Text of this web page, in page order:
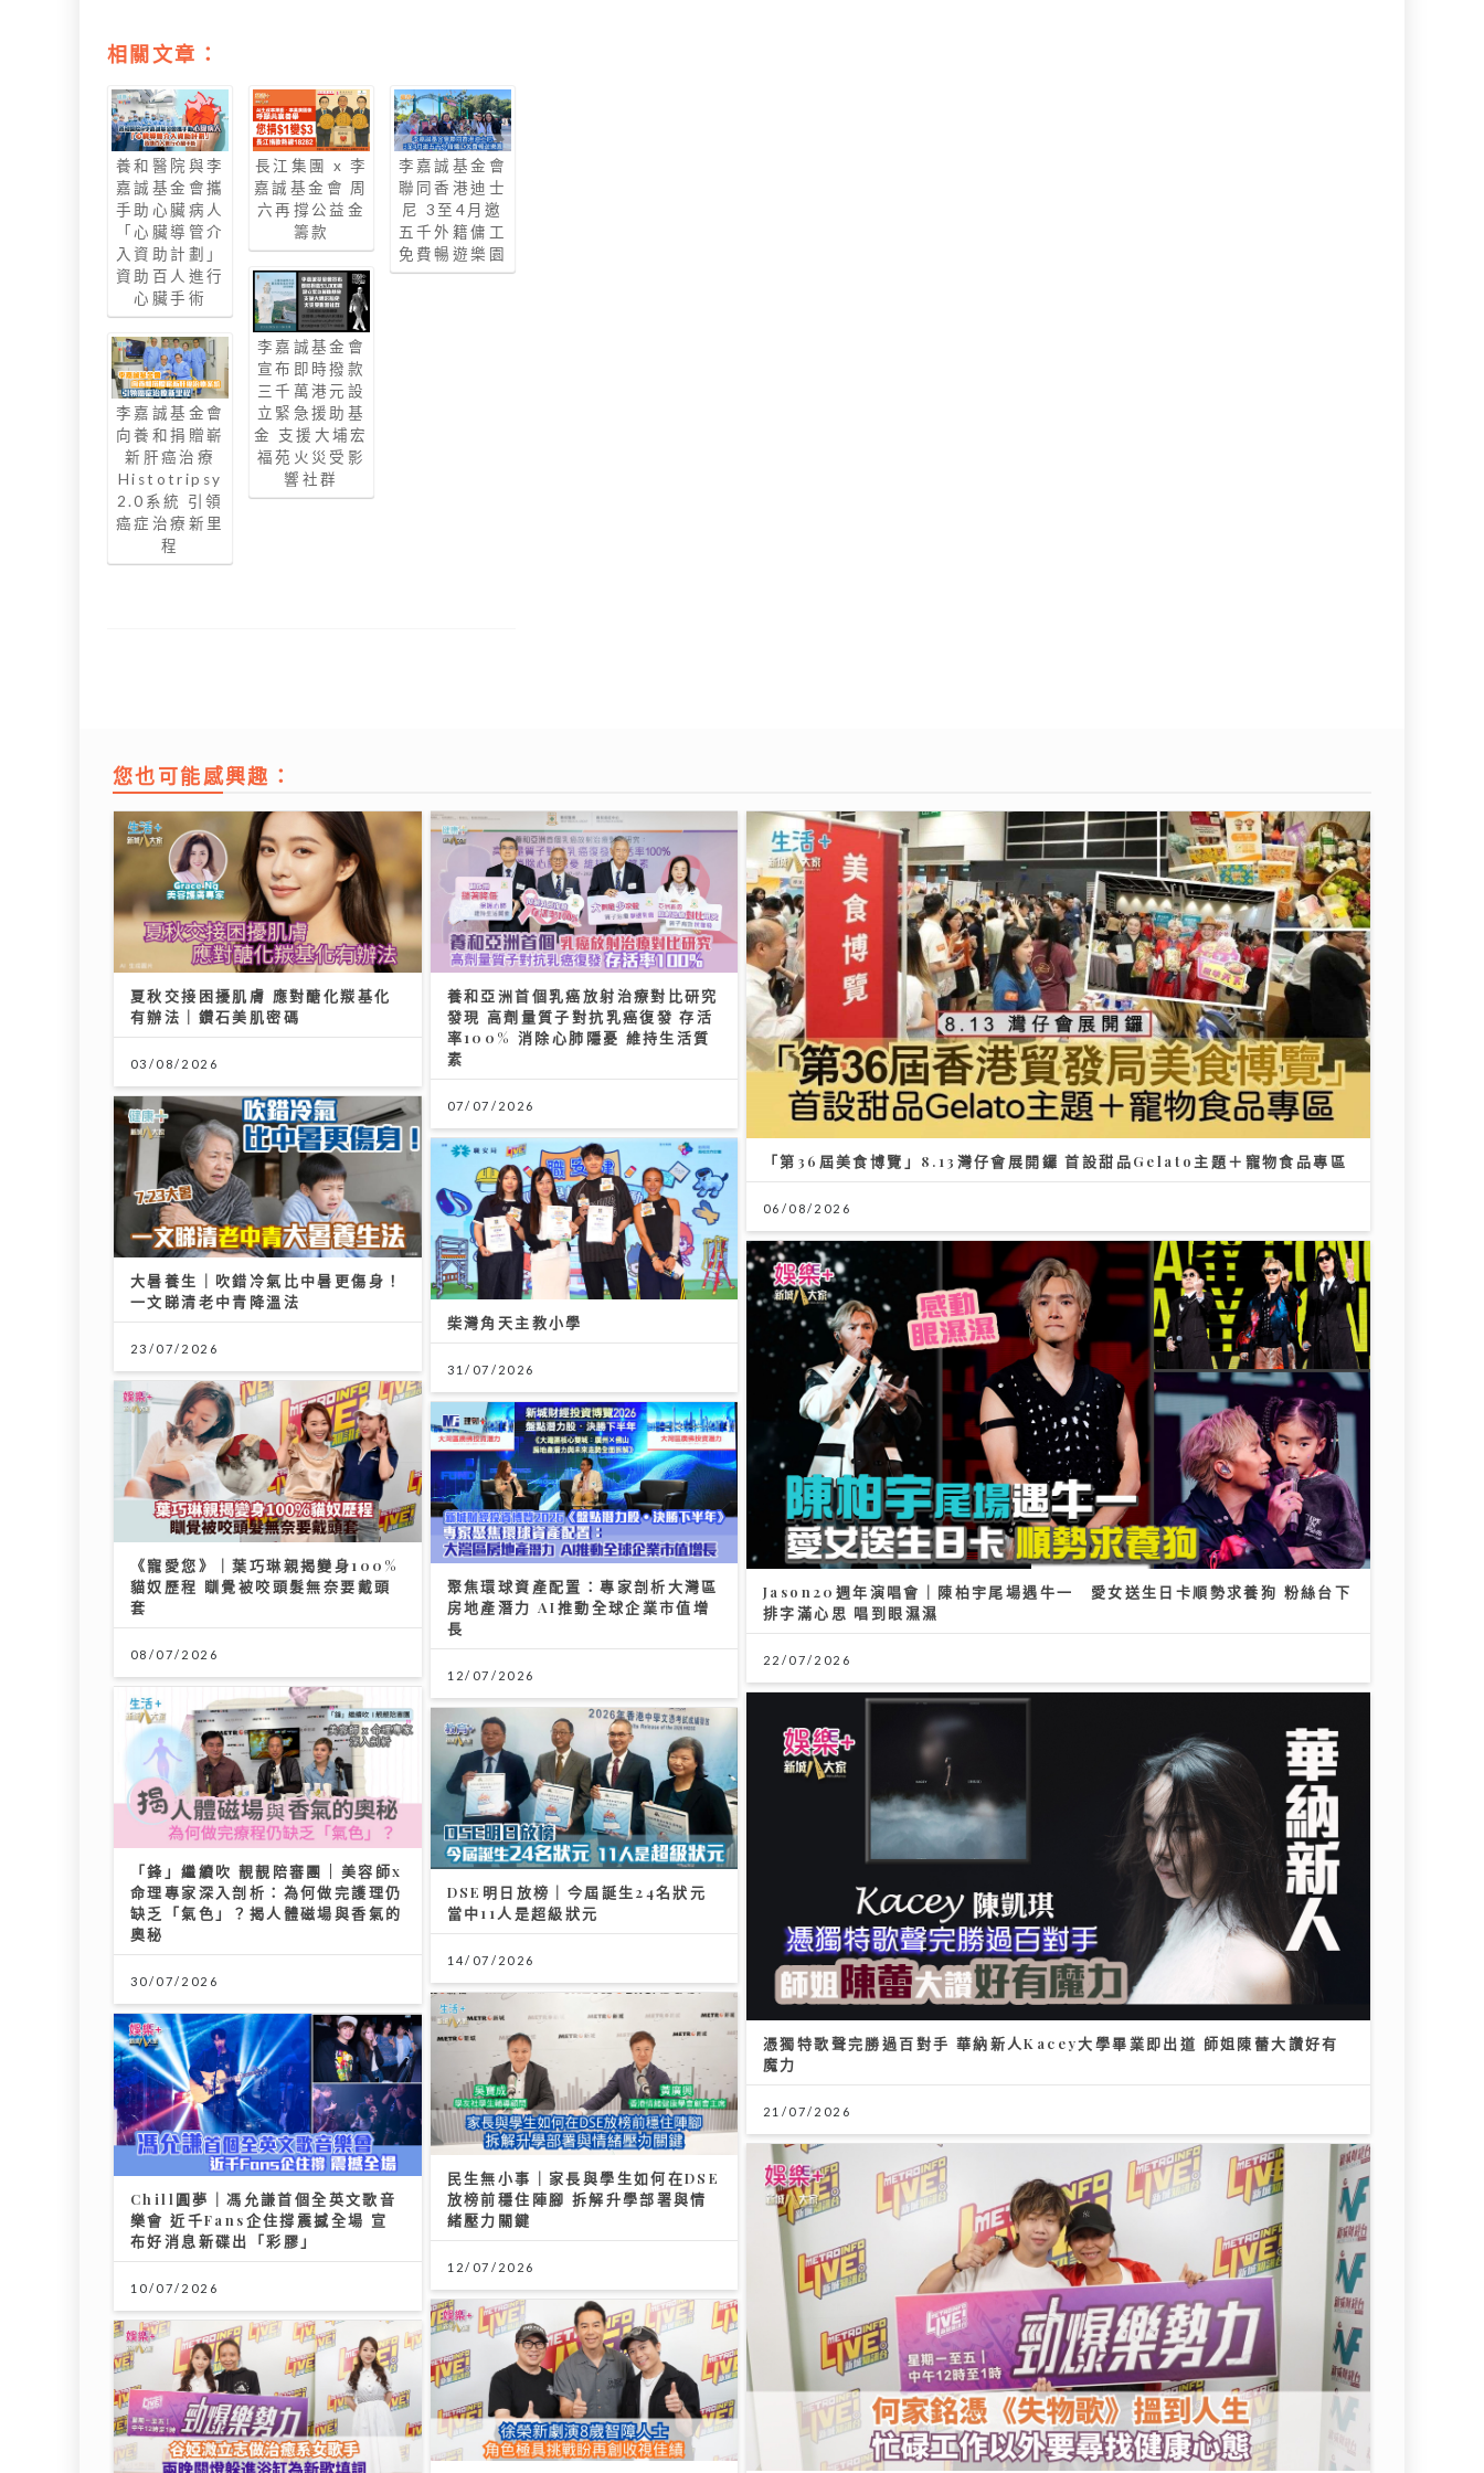
相關文章：
養和醫院與李
嘉誠基金會攜
手助心臟病人
「心臟導管介
入資助計劃」
資助百人進行
心臟手術
李嘉誠基金會
向養和捐贈嶄
新肝癌治療
Histotripsy
2.0系統 引領
癌症治療新里
程
長江集團 x 李
嘉誠基金會 周
六再撐公益金
籌款
李嘉誠基金會
宣布即時撥款
三千萬港元設
立緊急援助基
金 支援大埔宏
福苑火災受影
響社群
李嘉誠基金會
聯同香港迪士
尼 3至4月邀
五千外籍傭工
免費暢遊樂園
您也可能感興趣：
夏秋交接困擾肌膚 應對醣化羰基化
有辦法｜鑽石美肌密碼
03/08/2026
養和亞洲首個乳癌放射治療對比研究
發現 高劑量質子對抗乳癌復發 存活
率100% 消除心肺隱憂 維持生活質
素
07/07/2026
「第36屆美食博覽」8.13灣仔會展開鑼 首設甜品Gelato主題＋寵物食品專區
06/08/2026
大暑養生｜吹錯冷氣比中暑更傷身！
一文睇清老中青降溫法
23/07/2026
柴灣角天主教小學
31/07/2026
Jason20週年演唱會｜陳柏宇尾場遇牛一 愛女送生日卡順勢求養狗 粉絲台下
排字滿心思 唱到眼濕濕
22/07/2026
《寵愛您》｜葉巧琳親揭變身100%
貓奴歷程 瞓覺被咬頭髮無奈要戴頭
套
08/07/2026
聚焦環球資產配置：專家剖析大灣區
房地產潛力 AI推動全球企業市值增
長
12/07/2026
憑獨特歌聲完勝過百對手 華納新人Kacey大學畢業即出道 師姐陳蕾大讚好有
魔力
21/07/2026
「鋒」繼續吹 靚靚陪審團 | 美容師x
命理專家深入剖析：為何做完護理仍
缺乏「氣色」？揭人體磁場與香氣的
奧秘
30/07/2026
DSE明日放榜｜今屆誕生24名狀元
當中11人是超級狀元
14/07/2026
民生無小事｜家長與學生如何在DSE
放榜前穩住陣腳 拆解升學部署與情
緒壓力關鍵
12/07/2026
Chill圓夢｜馮允謙首個全英文歌音
樂會 近千Fans企住撐震撼全場 宣
布好消息新碟出「彩膠」
10/07/2026